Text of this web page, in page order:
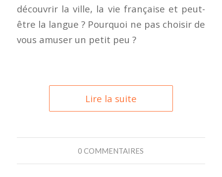
découvrir la ville, la vie française et peut-
être la langue ? Pourquoi ne pas choisir de
vous amuser un petit peu ?
Lire la suite
0 COMMENTAIRES